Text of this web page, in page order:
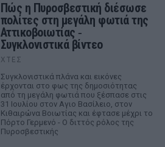
Πώς η Πυροσβεστική διέσωσε
πολίτες στη μεγάλη φωτιά της
Αττικοβοιωτίας ‑
Συγκλονιστικά βίντεο
ΧΤΕΣ
Συγκλονιστικά πλάνα και εικόνες
έρχονται στο φως της δημοσιότητας
από τη μεγάλη φωτιά που ξέσπασε στις
31 Ιουλίου στον Αγιο Βασίλειο, στον
Κιθαιρώνα Βοιωτίας και έφτασε μέχρι το
Πόρτο Γερμενό - Ο διττός ρόλος της
Πυροσβεστικής